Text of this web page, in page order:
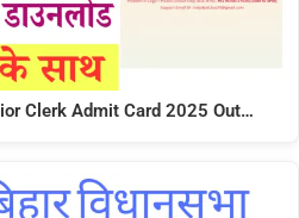
Clerk Admit Card 2025 Out…